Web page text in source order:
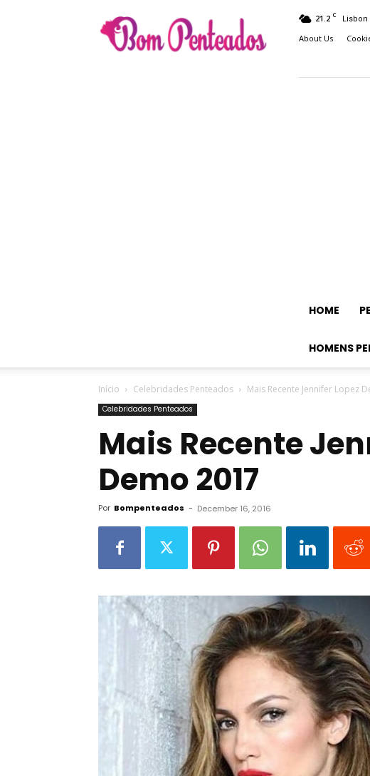
Penteados
21.2 C Lisbon
About Us
HOME
HOMENS
Início Celebridades Penteados Mais Recente Jennifer Lopez
Celebridades Penteados
Mais Recente
Demo 2017
Por Bompenteados - December 16, 2016